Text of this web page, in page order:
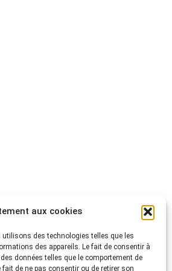
aux cookies
utilisons des technologies telles que les
des appareils. Le fait de consentir à
données telles que le comportement de
de ne pas consentir ou de retirer son